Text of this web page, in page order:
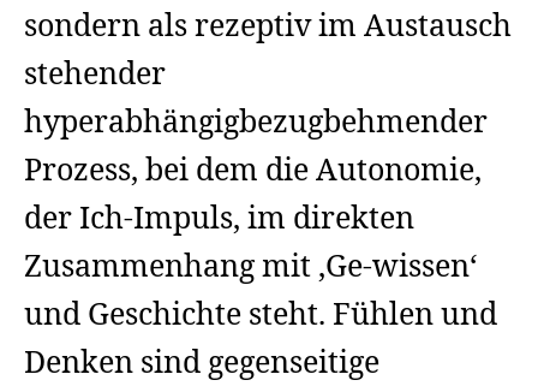
sondern als rezeptiv im Austausch
stehender
hyperabhängigbezugbehmender
Prozess, bei dem die Autonomie,
der Ich-Impuls, im direkten
Zusammenhang mit ‚Ge-wissen‘
und Geschichte steht. Fühlen und
Denken sind gegenseitige